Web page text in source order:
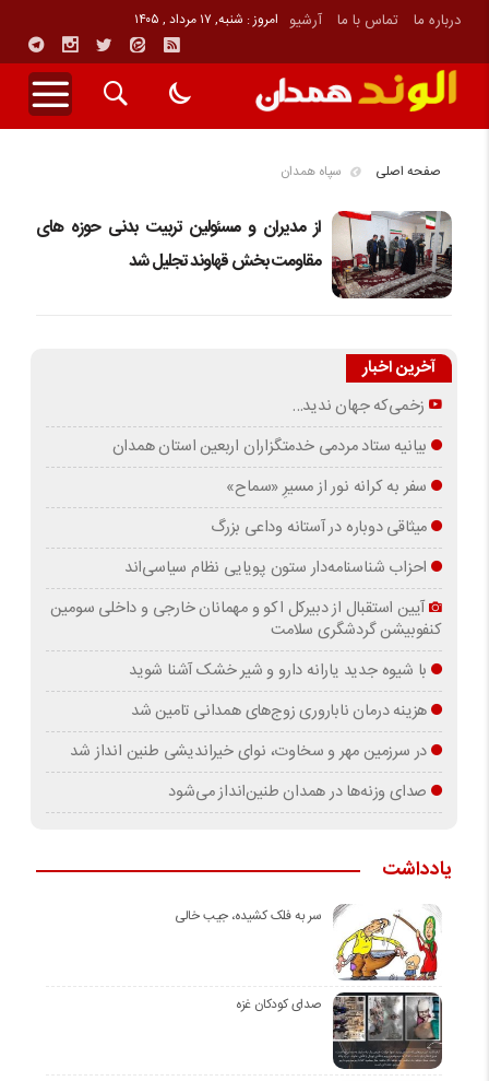
درباره ما تماس با ما آرشیو امروز : شنبه, ۱۷ مرداد , ۱۴۰۵
صفحه اصلی سپاه همدان
از مدیران و مسئولين تربیت بدنی حوزه های
مقاومت بخش قهاوند تجلیل شد
آخرین اخبار
زخمی‌که جهان ندید…
بیانیه ستاد مردمی خدمتگزاران اربعین استان همدان
سفر به کرانه‌ نور از مسیرِ «سماح»
میثاقی دوباره در آستانه‌ وداعی بزرگ
احزاب شناسنامه‌دار ستون پویایی نظام سیاسی‌اند
آیین استقبال از دبیرکل اکو و مهمانان خارجی و داخلی سومین
کنفوبیشن گردشگری سلامت
با شیوه جدید یارانه دارو و شیر خشک آشنا شوید
هزینه درمان ناباروری زوج‌های همدانی تامین شد
در سرزمین مهر و سخاوت، نوای خیراندیشی طنین انداز شد
صدای وزنه‌ها در همدان طنین‌انداز می‌شود
یادداشت
سر به فلک کشیده، جیب خالی
صدای کودکان غزه